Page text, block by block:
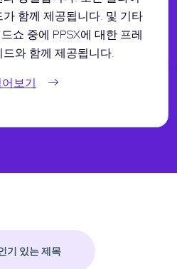
함께 제공됩니다. 및 기타
쇼 중에 PPSX에 대한 프레
와 함께 제공됩니다.
보기
기 있는 제목